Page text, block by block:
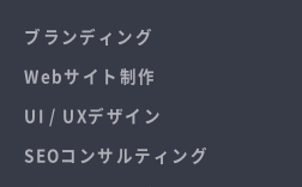
ブランディング
Webサイト制作
UI / UXデザイン
SEOコンサルティング